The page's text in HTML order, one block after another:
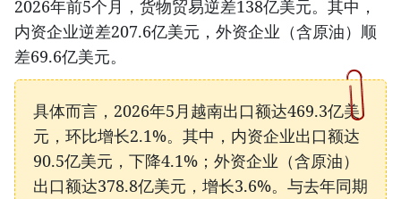
2026年前5个月，货物贸易逆差138亿美元。其中，
内资企业逆差207.6亿美元，外资企业（含原油）顺
差69.6亿美元。
具体而言，2026年5月越南出口额达469.3亿美
元，环比增长2.1%。其中，内资企业出口额达
90.5亿美元，下降4.1%；外资企业（含原油）
出口额达378.8亿美元，增长3.6%。与去年同期